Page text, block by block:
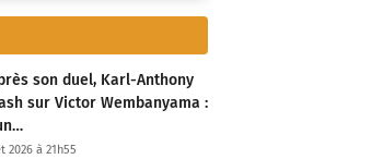
son duel, Karl-Anthony
sur Victor Wembanyama :
2026 à 21h55